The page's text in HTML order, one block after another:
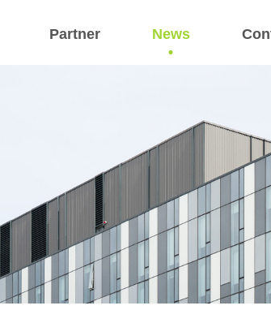
Partner News